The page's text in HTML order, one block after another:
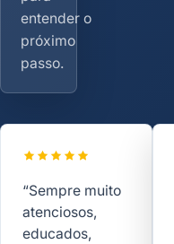
entender o
próximo
passo.
“Sempre muito
atenciosos,
educados,